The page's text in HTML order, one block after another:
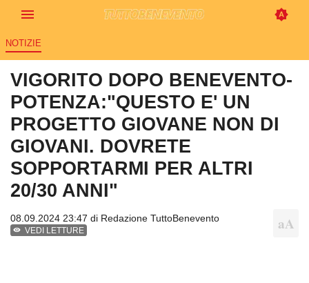
NOTIZIE
VIGORITO DOPO BENEVENTO-
POTENZA:"QUESTO E' UN
PROGETTO GIOVANE NON DI
GIOVANI. DOVRETE
SOPPORTARMI PER ALTRI
20/30 ANNI"
08.09.2024 23:47 di Redazione TuttoBenevento
VEDI LETTURE